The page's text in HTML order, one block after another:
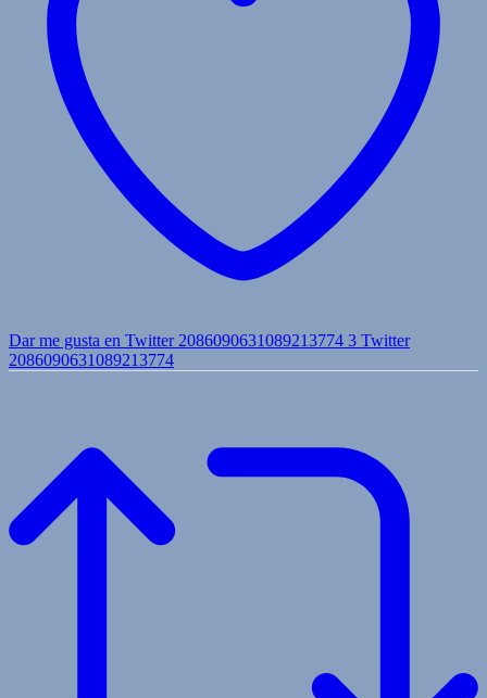
Dar me gusta en Twitter 2086090631089213774 3 Twitter
2086090631089213774